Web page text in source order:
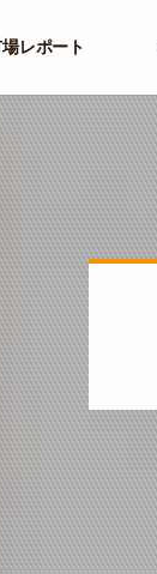
レポート